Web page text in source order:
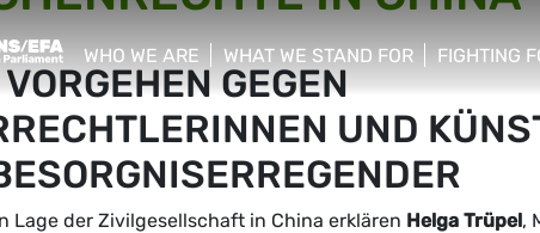
WHO WE ARE
show/hide sub menu
WHAT WE STAND FOR
show/hide sub menu
FIGHTING
GEGEN
UND
Lage der Zivilgesellschaft in China erklären Helga Trüpel,